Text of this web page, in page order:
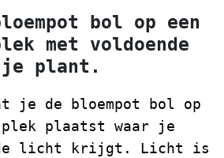
bol op een
met voldoende
plant.
je de bloempot bol op
plek plaatst waar je
licht krijgt. Licht is